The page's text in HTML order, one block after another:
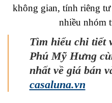
không gian, tính riêng
nhiều nhóm
Tìm hiểu chi tiết
Phú Mỹ Hưng
nhất về giá bán
casaluna.vn